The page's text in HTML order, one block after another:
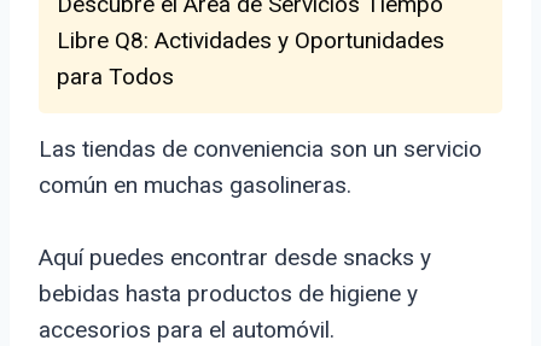
Libre Q8: Actividades y Oportunidades
para Todos
Las tiendas de conveniencia son un servicio
común en muchas gasolineras.
Aquí puedes encontrar desde snacks y
bebidas hasta productos de higiene y
accesorios para el automóvil.